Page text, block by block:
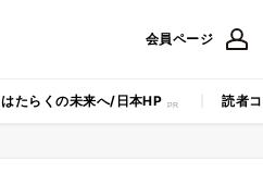
会員ページ
はたらくの未来へ/日本HP 読者